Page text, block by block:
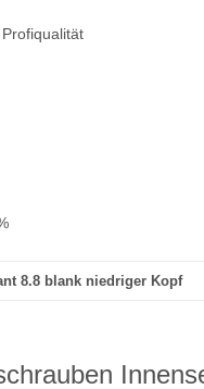
Profiqualität
8.8 blank niedriger Kopf